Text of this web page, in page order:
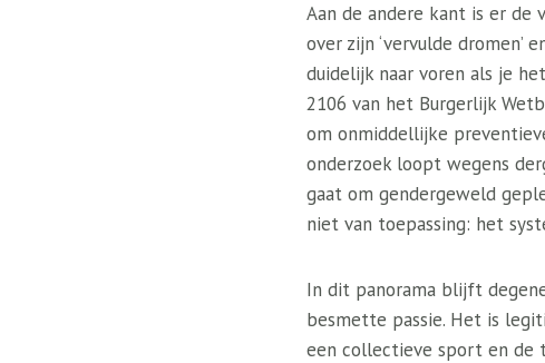
Aan de andere kant is er
over zijn ‘vervulde dromen’
duidelijk naar voren als je
2106 van het Burgerlijk
om onmiddellijke
onderzoek loopt wegens
gaat om gendergeweld
niet van toepassing: het
In dit panorama blijft
besmette passie. Het is
een collectieve sport en de